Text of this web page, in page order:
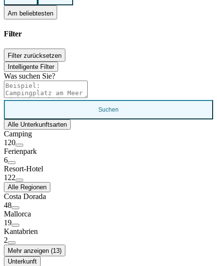
Am beliebtesten
Filter
Filter zurücksetzen
Intelligente Filter
Was suchen Sie?
Suchen
Alle Unterkunftsarten
Camping
120
Ferienpark
6
Resort-Hotel
122
Alle Regionen
Costa Dorada
48
Mallorca
19
Kantabrien
2
Mehr anzeigen (13)
Unterkunft